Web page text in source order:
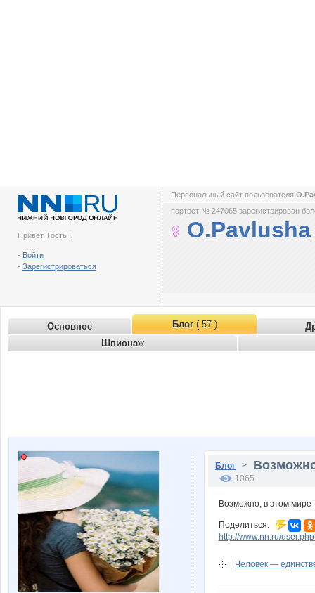
Привет, Гость !
- Войти
- Зарегистрироваться
Персональный сайт пользователя
портрет № 247065 зарегистрирован
O.Pavlusha
Основное Блог( 57 )
Шпионаж
Блог >
1065
Возможно, в этом мире
Поделиться:
http://www.nn.ru/
Человек —